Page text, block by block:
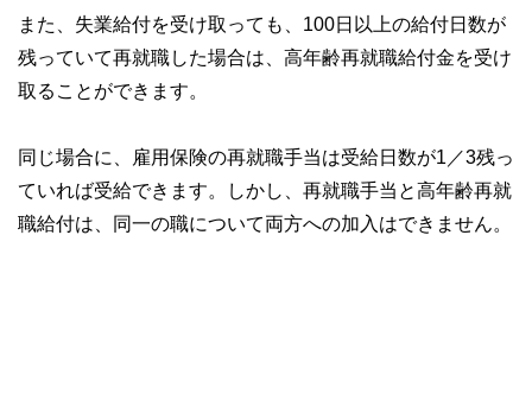
また、失業給付を受け取っても、100日以上の給付日数が
残っていて再就職した場合は、高年齢再就職給付金を受け
取ることができます。
同じ場合に、雇用保険の再就職手当は受給日数が1／3残っ
ていれば受給できます。しかし、再就職手当と高年齢再就
職給付は、同一の職について両方への加入はできません。